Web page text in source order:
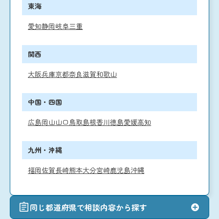
東海
愛知静岡岐阜三重
関西
大阪兵庫京都奈良滋賀和歌山
中国・四国
広島岡山山口鳥取島根香川徳島愛媛高知
九州・沖縄
福岡佐賀長崎熊本大分宮崎鹿児島沖縄
同じ都道府県で相談内容から探す